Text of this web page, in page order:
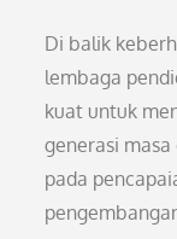
Di balik
lembaga
kuat untuk
generasi
pada